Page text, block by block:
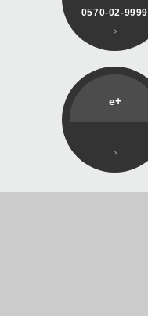
0570-02-9999
e+